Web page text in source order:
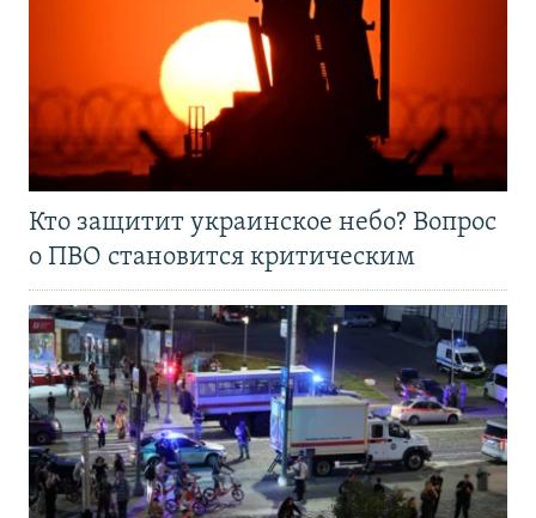
Кто защитит украинское небо? Вопрос
о ПВО становится критическим